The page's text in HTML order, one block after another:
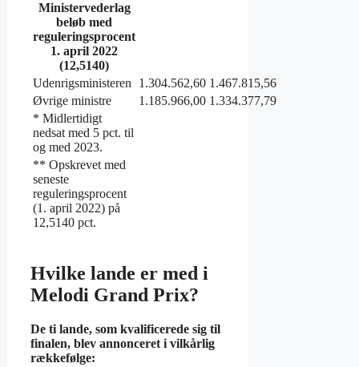
Ministervederlag
beløb med
reguleringsprocent
1. april 2022
(12,5140)
Udenrigsministeren
1.304.562,60 1.467.815,56
Øvrige ministre
1.185.966,00 1.334.377,79
* Midlertidigt
nedsat med 5 pct. til
og med 2023.
** Opskrevet med
seneste
reguleringsprocent
(1. april 2022) på
12,5140 pct.
Hvilke lande er med i
Melodi Grand Prix?
De ti lande, som kvalificerede sig til
finalen, blev annonceret i vilkårlig
rækkefølge: